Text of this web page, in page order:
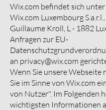
Wix.com befindet sich
Wix.com Luxembourg
Guillaume Kroll, L - 1882
Anfragen zur EU-
an privacy@wix.com
Wenn Sie unsere Webseite
Sie im Sinne von Wix.com
von Nutzer". Im Folgenden
wichtigsten Informationen